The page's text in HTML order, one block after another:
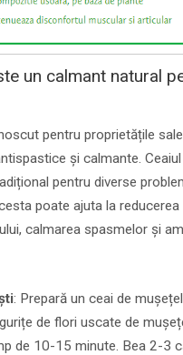
un calmant natural
pentru proprietățile sale
și calmante. Ceaiul
pentru diverse
poate ajuta la reducerea
calmarea spasmelor și
: Prepară un ceai de
de flori uscate de
de 10-15 minute. Bea 2-3